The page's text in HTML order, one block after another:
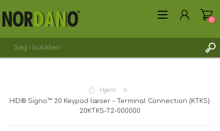
OPRET DIG SOM KUNDE
(0)
Hjem
HID® Signo™ 20 Keypad læser - Terminal Connection (KTKS).
20KTKS-T2-000000